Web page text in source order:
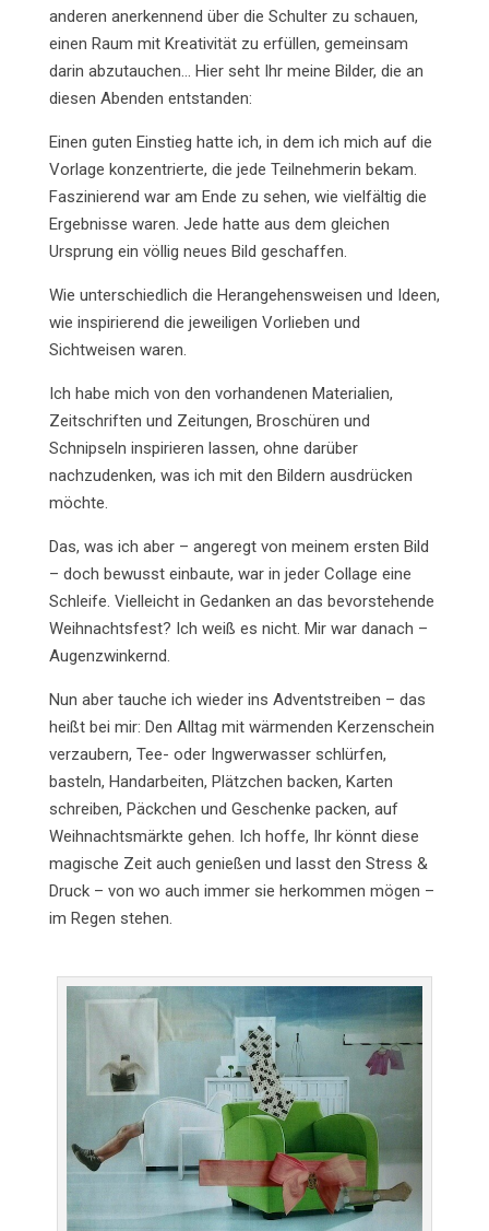
anderen anerkennend über die Schulter zu schauen,
einen Raum mit Kreativität zu erfüllen, gemeinsam
darin abzutauchen… Hier seht Ihr meine Bilder, die an
diesen Abenden entstanden:
Einen guten Einstieg hatte ich, in dem ich mich auf die
Vorlage konzentrierte, die jede Teilnehmerin bekam.
Faszinierend war am Ende zu sehen, wie vielfältig die
Ergebnisse waren. Jede hatte aus dem gleichen
Ursprung ein völlig neues Bild geschaffen.
Wie unterschiedlich die Herangehensweisen und Ideen,
wie inspirierend die jeweiligen Vorlieben und
Sichtweisen waren.
Ich habe mich von den vorhandenen Materialien,
Zeitschriften und Zeitungen, Broschüren und
Schnipseln inspirieren lassen, ohne darüber
nachzudenken, was ich mit den Bildern ausdrücken
möchte.
Das, was ich aber – angeregt von meinem ersten Bild
– doch bewusst einbaute, war in jeder Collage eine
Schleife. Vielleicht in Gedanken an das bevorstehende
Weihnachtsfest? Ich weiß es nicht. Mir war danach –
Augenzwinkernd.
Nun aber tauche ich wieder ins Adventstreiben – das
heißt bei mir: Den Alltag mit wärmenden Kerzenschein
verzaubern, Tee- oder Ingwerwasser schlürfen,
basteln, Handarbeiten, Plätzchen backen, Karten
schreiben, Päckchen und Geschenke packen, auf
Weihnachtsmärkte gehen. Ich hoffe, Ihr könnt diese
magische Zeit auch genießen und lasst den Stress &
Druck – von wo auch immer sie herkommen mögen –
im Regen stehen.